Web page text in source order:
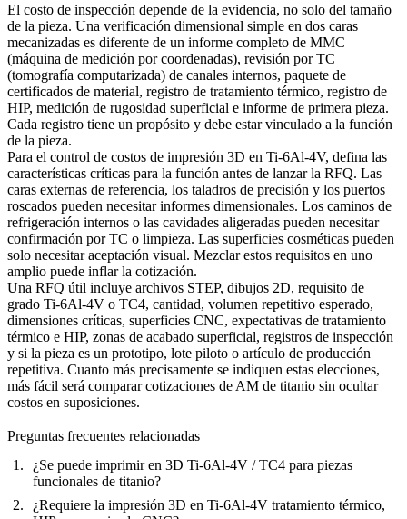
El costo de inspección depende de la evidencia, no solo del tamaño
de la pieza. Una verificación dimensional simple en dos caras
mecanizadas es diferente de un informe completo de MMC
(máquina de medición por coordenadas), revisión por TC
(tomografía computarizada) de canales internos, paquete de
certificados de material, registro de tratamiento térmico, registro de
HIP, medición de rugosidad superficial e informe de primera pieza.
Cada registro tiene un propósito y debe estar vinculado a la función
de la pieza.
Para el control de costos de impresión 3D en Ti-6Al-4V, defina las
características críticas para la función antes de lanzar la RFQ. Las
caras externas de referencia, los taladros de precisión y los puertos
roscados pueden necesitar informes dimensionales. Los caminos de
refrigeración internos o las cavidades aligeradas pueden necesitar
confirmación por TC o limpieza. Las superficies cosméticas pueden
solo necesitar aceptación visual. Mezclar estos requisitos en uno
amplio puede inflar la cotización.
Una RFQ útil incluye archivos STEP, dibujos 2D, requisito de
grado Ti-6Al-4V o TC4, cantidad, volumen repetitivo esperado,
dimensiones críticas, superficies CNC, expectativas de tratamiento
térmico e HIP, zonas de acabado superficial, registros de inspección
y si la pieza es un prototipo, lote piloto o artículo de producción
repetitiva. Cuanto más precisamente se indiquen estas elecciones,
más fácil será comparar cotizaciones de AM de titanio sin ocultar
costos en suposiciones.
Preguntas frecuentes relacionadas
¿Se puede imprimir en 3D Ti-6Al-4V / TC4 para piezas
funcionales de titanio?
¿Requiere la impresión 3D en Ti-6Al-4V tratamiento térmico,